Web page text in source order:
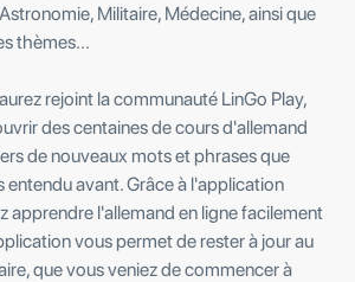
Militaire, Médecine, ainsi que
thèmes...
rejoint la communauté LinGo Play,
des centaines de cours d'allemand
de nouveaux mots et phrases que
entendu avant. Grâce à l'application
apprendre l'allemand en ligne facilement
vous permet de rester à jour au
que vous veniez de commencer à